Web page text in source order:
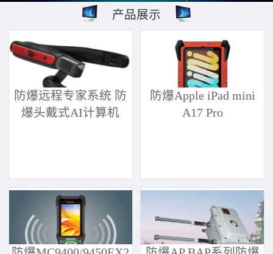
产品展示
防爆远程专家系统 防
爆头戴式AI计算机
防爆Apple iPad mini
A17 Pro